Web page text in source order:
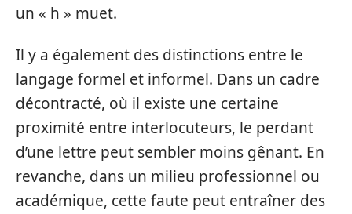
un « h » muet.
Il y a également des distinctions entre le
langage formel et informel. Dans un cadre
décontracté, où il existe une certaine
proximité entre interlocuteurs, le perdant
d’une lettre peut sembler moins gênant. En
revanche, dans un milieu professionnel ou
académique, cette faute peut entraîner des